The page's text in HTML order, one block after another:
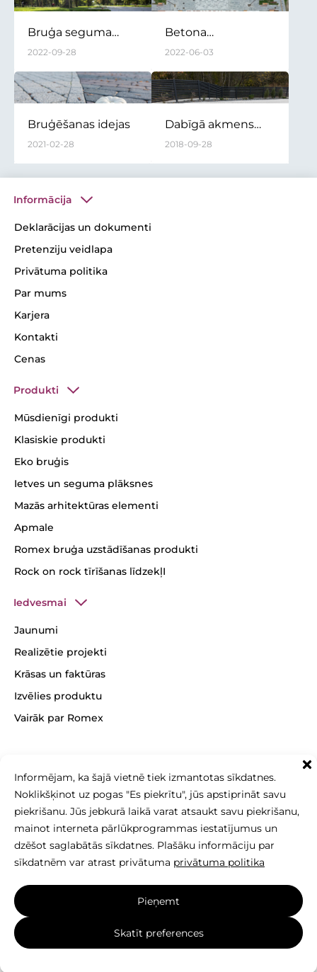
Informējam, ka šajā vietnē tiek izmantotas sīkdatnes.
Noklikšķinot uz pogas "Es piekrītu", jūs apstiprināt savu
piekrišanu. Jūs jebkurā laikā varat atsaukt savu piekrišanu,
mainot interneta pārlūkprogrammas iestatījumus un
dzēšot saglabātās sīkdatnes. Plašāku informāciju par
sīkdatnēm var atrast privātuma privātuma politika
Pieņemt
Skatīt preferences
Bruģa seguma
uzturēšana siltajā
2022-09-28
Betona
izstrādājumi un
tiem
2022-06-03
Bruģēšanas idejas
2021-02-28
Dabīgā akmens
faktūra privātai
2018-09-28
Informācija
Deklarācijas un dokumenti
Pretenziju veidlapa
Privātuma politika
Par mums
Karjera
Kontakti
Cenas
Produkti
Mūsdienīgi produkti
Klasiskie produkti
Eko bruģis
Ietves un seguma plāksnes
Mazās arhitektūras elementi
Apmale
Romex bruģa uzstādīšanas produkti
Rock on rock tīrīšanas līdzekļI
Iedvesmai
Jaunumi
Realizētie projekti
Krāsas un faktūras
Izvēlies produktu
Vairāk par Romex
+371 26 256 256
sales@betonomozaika.lv
Šīs vietnes saturs, teksts un fotoattēli ir SIA Betono
mozaika īpašums, un tos nedrīkst kopēt, izmantot
vai izplatīt bez rakstiskas atļaujas.
Izveidoja vietne: elnis.lt